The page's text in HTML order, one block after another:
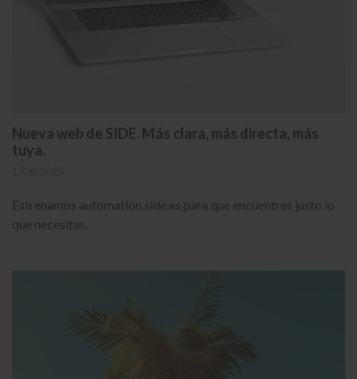
Nueva web de SIDE. Más clara, más directa, más
tuya.
Estrenamos automation.side.es para que encuentres justo lo
que necesitas.